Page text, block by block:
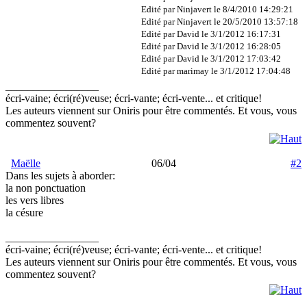
Edité par Ninjavert le 8/4/2010 14:29:21
Edité par Ninjavert le 20/5/2010 13:57:18
Edité par David le 3/1/2012 16:17:31
Edité par David le 3/1/2012 16:28:05
Edité par David le 3/1/2012 17:03:42
Edité par marimay le 3/1/2012 17:04:48
écri-vaine; écri(ré)veuse; écri-vante; écri-vente... et critique!
Les auteurs viennent sur Oniris pour être commentés. Et vous, vous
commentez souvent?
Maëlle 06/04
#2
Dans les sujets à aborder:
la non ponctuation
les vers libres
la césure
écri-vaine; écri(ré)veuse; écri-vante; écri-vente... et critique!
Les auteurs viennent sur Oniris pour être commentés. Et vous, vous
commentez souvent?